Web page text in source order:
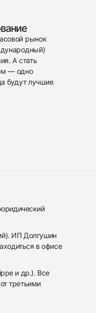
рынок
А стать
— одно
будут лучшие
ИП Долгушин
в офисе
и др.). Все
третьими